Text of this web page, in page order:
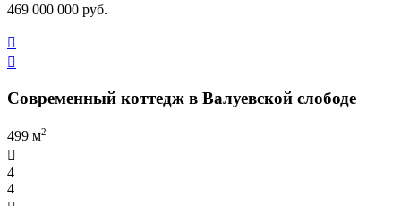
469 000 000 руб.


Современный коттедж в Валуевской слободе
499 м2

4
4